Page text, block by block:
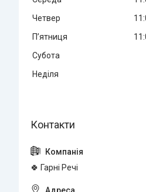
Четвер
Пʼятниця
Субота
Неділя
🍀 Гарні Речі